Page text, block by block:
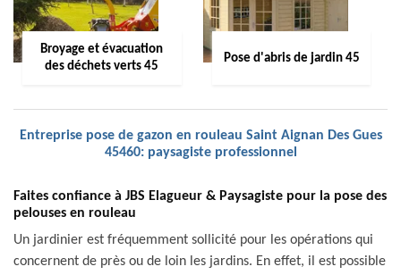
Broyage et évacuation
des déchets verts 45
Pose d'abris de jardin 45
Entreprise pose de gazon en rouleau Saint Aignan Des Gues
45460: paysagiste professionnel
Faites confiance à JBS Elagueur & Paysagiste pour la pose des
pelouses en rouleau
Un jardinier est fréquemment sollicité pour les opérations qui
concernent de près ou de loin les jardins. En effet, il est possible